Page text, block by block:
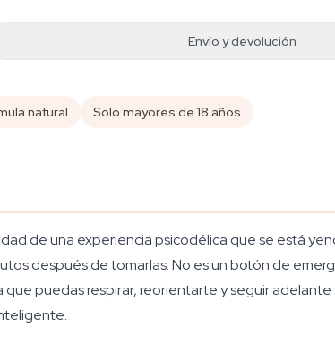
Envío y devolución
natural Solo mayores de 18 años
de una experiencia psicodélica que se está
después de tomarlas. No es un botón de
puedas respirar, reorientarte y seguir adelante